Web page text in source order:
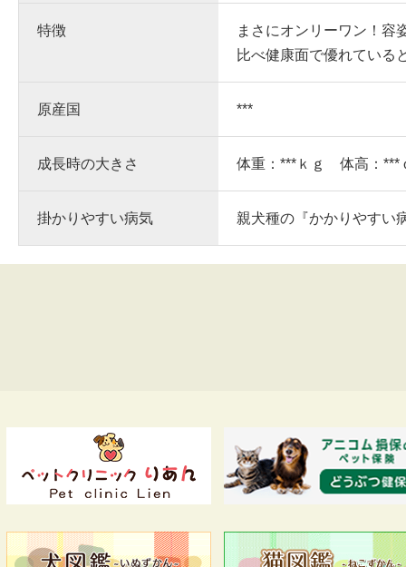
特徴
まさにオンリーワン！容
比べ健康面で優れている
原産国 ***
成長時の大きさ 体重：***ｋｇ 体高：***
掛かりやすい病気 親犬種の『かかりやすい